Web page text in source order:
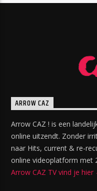
ARROW CAZ
Arrow CAZ ! is een
online uitzendt. Zonder
naar Hits, current & re-
online videoplatform met
Arrow CAZ TV vind je hier